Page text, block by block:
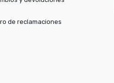
de reclamaciones